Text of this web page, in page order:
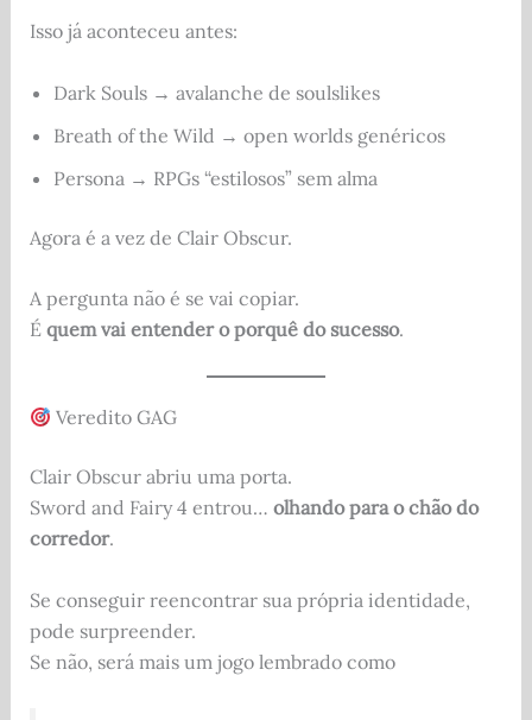
Isso já aconteceu antes:
Dark Souls → avalanche de soulslikes
Breath of the Wild → open worlds genéricos
Persona → RPGs “estilosos” sem alma
Agora é a vez de Clair Obscur.
A pergunta não é se vai copiar.
É quem vai entender o porquê do sucesso.
Veredito GAG
Clair Obscur abriu uma porta.
Sword and Fairy 4 entrou… olhando para o chão do
corredor.
Se conseguir reencontrar sua própria identidade,
pode surpreender.
Se não, será mais um jogo lembrado como